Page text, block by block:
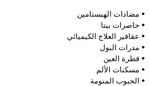
• مضادات الهيستامين
• حاصرات بيتا
• عقاقير العلاج الكيميائي
• مدرات البول
• قطرة العين
• مسكنات الألم
• الحبوب المنومة